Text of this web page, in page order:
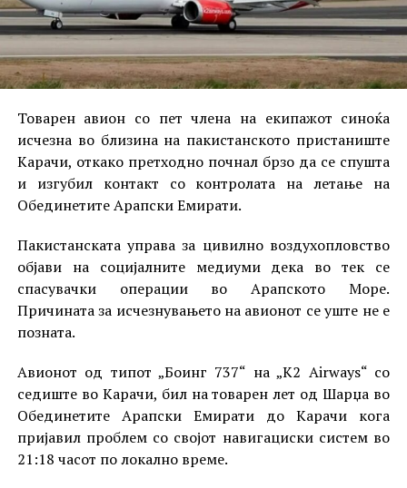
Товарен авион со пет члена на екипажот синоќа
исчезна во близина на пакистанското пристаниште
Карачи, откако претходно почнал брзо да се спушта
и изгубил контакт со контролата на летање на
Обединетите Арапски Емирати.
Пакистанската управа за цивилно воздухопловство
објави на социјалните медиуми дека во тек се
спасувачки операции во Арапското Море.
Причината за исчезнувањето на авионот се уште не е
позната.
Авионот од типот „Боинг 737“ на „K2 Airways“ со
седиште во Карачи, бил на товарен лет од Шарџа во
Обединетите Арапски Емирати до Карачи кога
пријавил проблем со својот навигациски систем во
21:18 часот по локално време.